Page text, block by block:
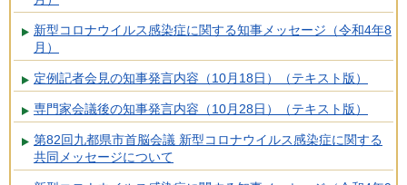
新型コロナウイルス感染症に関する知事メッセージ（令和4年8
月）
定例記者会見の知事発言内容（10月18日）（テキスト版）
専門家会議後の知事発言内容（10月28日）（テキスト版）
第82回九都県市首脳会議 新型コロナウイルス感染症に関する
共同メッセージについて